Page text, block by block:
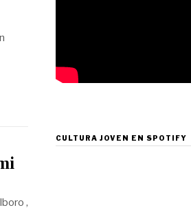
,
CULTURA JOVEN EN SPOTIFY